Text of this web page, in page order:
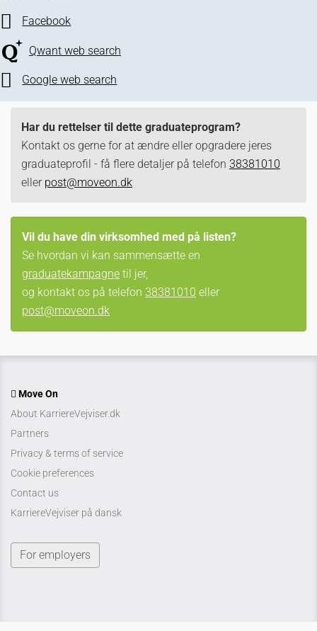
Facebook
Qwant web search
Google web search
Har du rettelser til dette graduateprogram?
Kontakt os gerne for at ændre eller opgradere jeres
graduateprofil - få flere detaljer på telefon 38381010
eller post@moveon.dk
Vil du have din virksomhed med på listen?
Se hvordan vi kan sammensætte en
graduatekampagne til jer,
og kontakt os på telefon 38381010 eller
post@moveon.dk
Move On
About KarriereVejviser.dk
Partners
Privacy & terms of service
Cookie preferences
Contact us
KarriereVejviser på dansk
For employers